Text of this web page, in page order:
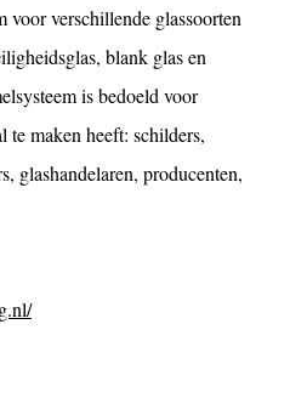
voor verschillende glassoorten
blank glas en
is bedoeld voor
te maken heeft: schilders,
glashandelaren, producenten,